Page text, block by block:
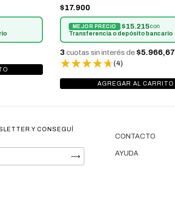
(4)
$17.900
$15.215con
Transferencia o depósito bancario
3 cuotas sin interés de $5.966,67
Y CONSEGUÍ
CONTACTO
AYUDA